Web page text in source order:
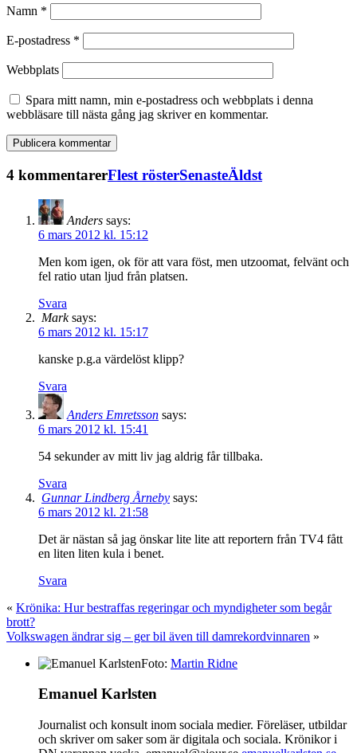
Namn *
E-postadress *
Webbplats
Spara mitt namn, min e-postadress och webbplats i denna
webbläsare till nästa gång jag skriver en kommentar.
4 kommentarerFlest rösterSenasteÄldst
Anders says:
6 mars 2012 kl. 15:12
Men kom igen, ok för att vara föst, men utzoomat, felvänt och
fel ratio utan ljud från platsen.
Svara
Mark says:
6 mars 2012 kl. 15:17
kanske p.g.a värdelöst klipp?
Svara
Anders Emretsson says:
6 mars 2012 kl. 15:41
54 sekunder av mitt liv jag aldrig får tillbaka.
Svara
Gunnar Lindberg Årneby says:
6 mars 2012 kl. 21:58
Det är nästan så jag önskar lite lite att reportern från TV4 fått
en liten liten kula i benet.
Svara
« Krönika: Hur bestraffas regeringar och myndigheter som begår
brott?
Volkswagen ändrar sig – ger bil även till damrekordvinnaren »
Foto: Martin Ridne
Emanuel Karlsten
Journalist och konsult inom sociala medier. Föreläser, utbildar
och skriver om saker som är digitala och sociala. Krönikor i